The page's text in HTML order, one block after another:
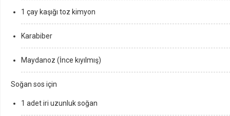
1 çay kaşığı toz kimyon
Karabiber
Maydanoz (İnce kıyılmış)
Soğan sos için
1 adet iri uzunluk soğan